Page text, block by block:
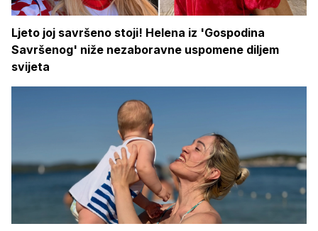
Ljeto joj savršeno stoji! Helena iz 'Gospodina
Savršenog' niže nezaboravne uspomene diljem
svijeta